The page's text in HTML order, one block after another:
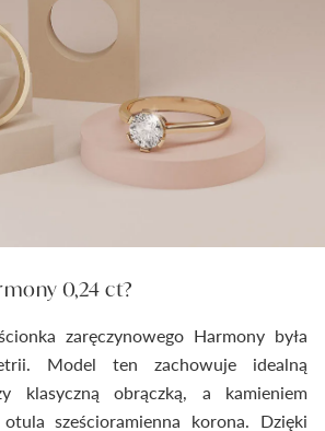
0,24 ct?
zaręczynowego Harmony była
Model ten zachowuje idealną
klasyczną obrączką, a kamieniem
sześcioramienna korona. Dzięki